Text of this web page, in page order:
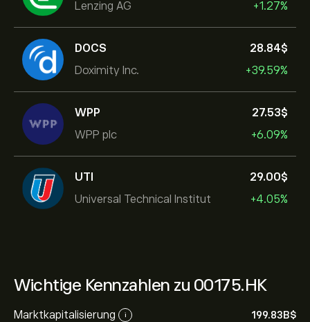
Lenzing AG +1.27%
DOCS
Doximity Inc.
28.84‎$‎
+39.59%
WPP
WPP plc
27.53‎$‎
+6.09%
UTI
Universal Technical Institut
29.00‎$‎
+4.05%
Wichtige Kennzahlen zu 00175.HK
Marktkapitalisierung i 199.83B‎$‎